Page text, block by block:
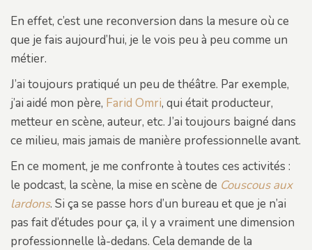
En effet, c’est une reconversion dans la mesure où ce
que je fais aujourd’hui, je le vois peu à peu comme un
métier.
J’ai toujours pratiqué un peu de théâtre. Par exemple,
j’ai aidé mon père, Farid Omri, qui était producteur,
metteur en scène, auteur, etc. J’ai toujours baigné dans
ce milieu, mais jamais de manière professionnelle avant.
En ce moment, je me confronte à toutes ces activités :
le podcast, la scène, la mise en scène de Couscous aux
lardons. Si ça se passe hors d’un bureau et que je n’ai
pas fait d’études pour ça, il y a vraiment une dimension
professionnelle là-dedans. Cela demande de la